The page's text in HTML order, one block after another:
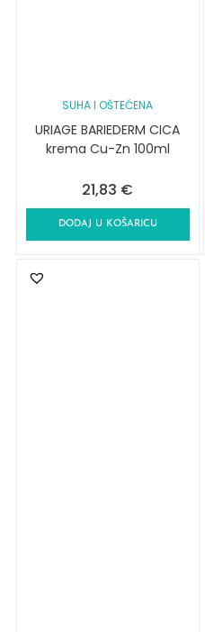
SUHA I OŠTEĆENA
URIAGE BARIEDERM CICA
krema Cu-Zn 100ml
21,83 €
DODAJ U KOŠARICU